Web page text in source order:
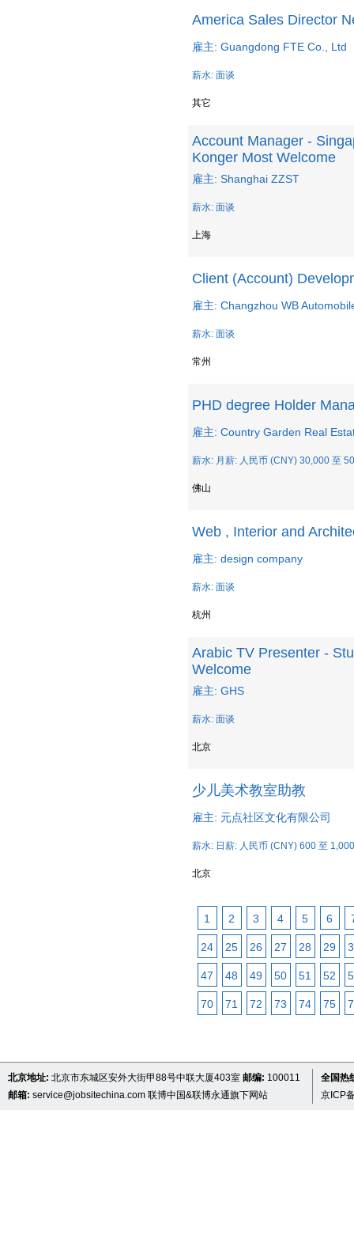
America Sales Director
雇主: Guangdong FTE Co., Ltd
薪水: 面谈
其它
Account Manager -
Konger Most Welcome
雇主: Shanghai ZZST
薪水: 面谈
上海
Client (Account)
雇主: Changzhou WB
薪水: 面谈
常州
PHD degree Holder
雇主: Country Garden Real
薪水: 月薪: 人民币 (CNY) 30,000 至
佛山
Web , Interior and
雇主: design company
薪水: 面谈
杭州
Arabic TV Presenter -
Welcome
雇主: GHS
薪水: 面谈
北京
少儿美术教室助教
雇主: 元点社区文化有限公司
薪水: 日薪: 人民币 (CNY) 600 至 1,000
北京
1 2 3 4 5 6
24 25 26 27 28 29
47 48 49 50 51 52
70 71 72 73 74 75
北京地址: 北京市东城区安外大街甲88号中联大厦403室 邮编: 100011
邮箱: service@jobsitechina.com 联博中国&联博永通旗下网站
全国热
京ICP